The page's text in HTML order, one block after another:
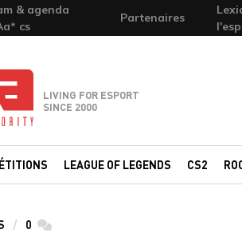
& agenda
cs
Partenaires
authority
LIVING FOR ESPORT
SINCE 2000
LEAGUE OF LEGENDS CS2
0 commentaires